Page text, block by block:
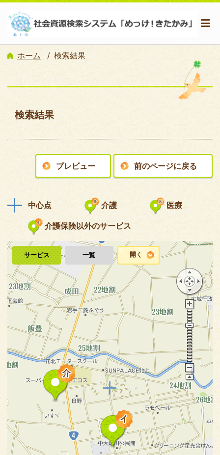
ホーム 検索結果
検索結果
プレビュー 前のページに戻る
中心点 介護 医療
介護保険以外のサービス
サービス 一覧 開く